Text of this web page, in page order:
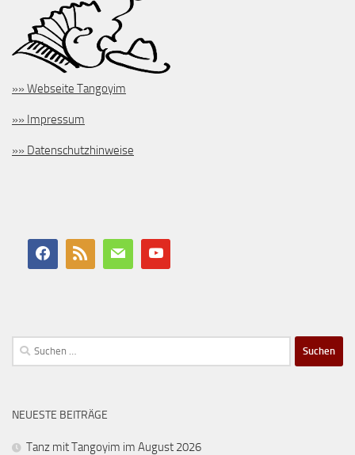
»» Webseite Tangoyim
»» Impressum
»» Datenschutzhinweise
Suchen
nach:
NEUESTE BEITRÄGE
Tanz mit Tangoyim im August 2026